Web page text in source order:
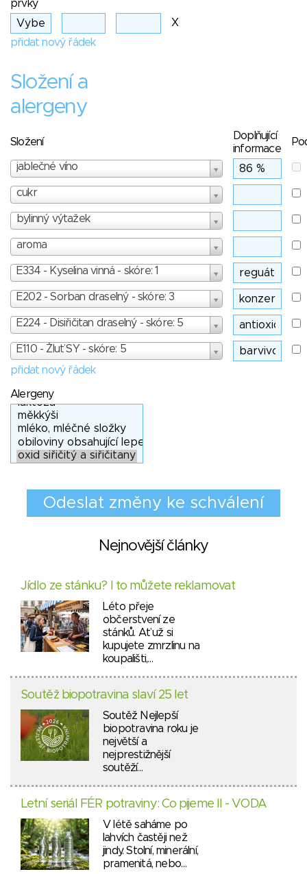
prvky
X
přidat nový řádek
Složení a
alergeny
Složení
Doplňující
informace
jablečné víno
cukr
bylinný výtažek
aroma
E334 - Kyselina vinná - skóre: 1
E202 - Sorban draselný - skóre: 3
E224 - Disiřičitan draselný - skóre: 5
E110 - Žluť SY - skóre: 5
přidat nový řádek
Alergeny
Nejnovější články
Jídlo ze stánku? I to můžete reklamovat
Léto přeje
občerstvení ze
stánků. Ať už si
kupujete zmrzlinu na
koupališti,…
Soutěž biopotravina slaví 25 let
Soutěž Nejlepší
biopotravina roku je
největší a
nejprestižnější
soutěží…
Letní seriál FÉR potraviny: Co pijeme II - VODA
V létě saháme po
lahvích častěji než
jindy. Stolní, minerální,
pramenitá, nebo…